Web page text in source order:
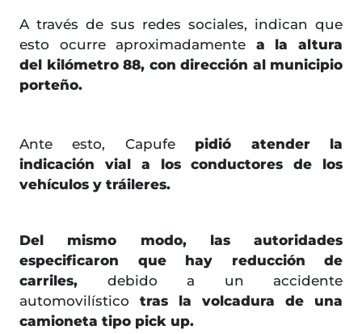
A través de sus redes sociales, indican que
esto ocurre aproximadamente a la altura
del kilómetro 88, con dirección al municipio
porteño.
Ante esto, Capufe pidió atender la
indicación vial a los conductores de los
vehículos y tráileres.
Del mismo modo, las autoridades
especificaron que hay reducción de
carriles, debido a un accidente
automovilístico tras la volcadura de una
camioneta tipo pick up.